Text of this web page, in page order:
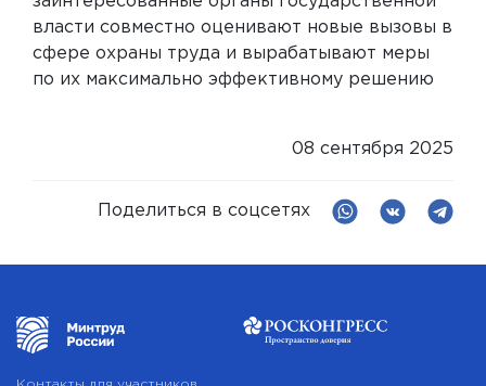
власти совместно оценивают новые вызовы в
сфере охраны труда и вырабатывают меры
по их максимально эффективному решению
08 сентября 2025
Поделиться в соцсетях